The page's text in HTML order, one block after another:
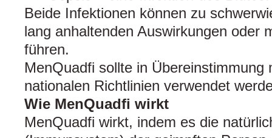
Beide Infektionen können zu
lang anhaltenden Auswirkungen oder
führen.
MenQuadfi sollte in Übereinstimmung
nationalen Richtlinien verwendet
Wie MenQuadfi wirkt
MenQuadfi wirkt, indem es die